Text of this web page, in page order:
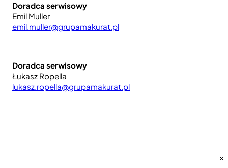
Doradca serwisowy
Emil Muller
emil.muller@grupamakurat.pl
Doradca serwisowy
Łukasz Ropella
lukasz.ropella@grupamakurat.pl
×